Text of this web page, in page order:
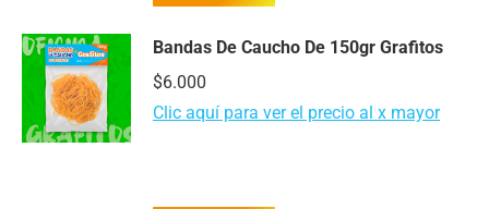
Bandas De Caucho De 150gr Grafitos
$6.000
Clic aquí para ver el precio al x mayor